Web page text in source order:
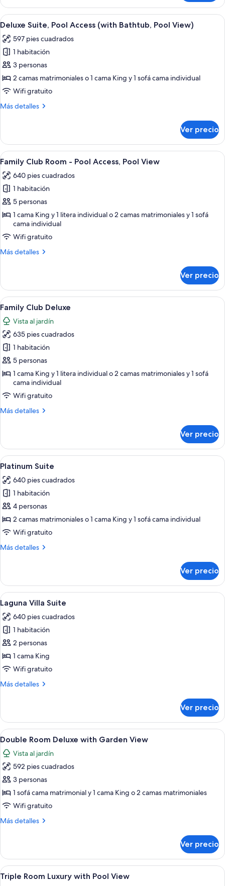
Suite,
Garden
View
Abrir
todas
las
fotos
de
Deluxe
Suite,
Access
Pool
View)
Una piscina con agua azul
5
Deluxe Suite, Pool Access (with Bathtub, Pool View)
597 pies cuadrados
1 habitación
3 personas
2 camas matrimoniales o 1 cama King y 1 sofá cama individual
Wifi gratuito
Más detalles
Más
Suite,
Pool
Access
Bathtub,
Pool
View)
Ver precio
Abrir
todas
las
fotos
de
Family
Club
Room
-
Pool
View
Un balcón con barandilla de vidrio,
6
Family Club Room - Pool Access, Pool View
640 pies cuadrados
1 habitación
5 personas
1 cama King y 1 litera individual o 2 camas matrimoniales y 1 sofá
cama individual
Wifi gratuito
Más detalles
Más
Club
Room
-
Pool
Access,
Pool
View
Ver precio
Abrir
todas
las
fotos
de
Family
Club
Deluxe
Habitación de hotel con una cama
6
Family Club Deluxe
Vista al jardín
635 pies cuadrados
1 habitación
5 personas
1 cama King y 1 litera individual o 2 camas matrimoniales y 1 sofá
cama individual
Wifi gratuito
Más detalles
Más
Club
Deluxe
Ver precio
Abrir
todas
las
fotos
de
Platinum
Suite
Un dormitorio moderno con una
10
Platinum Suite
640 pies cuadrados
1 habitación
4 personas
2 camas matrimoniales o 1 cama King y 1 sofá cama individual
Wifi gratuito
Más detalles
Más
Suite
Ver precio
Abrir
todas
las
fotos
de
Laguna
Villa
Un dormitorio moderno con una
9
Laguna Villa Suite
640 pies cuadrados
1 habitación
2 personas
1 cama King
Wifi gratuito
Más detalles
Más
Villa
Suite
Ver precio
Abrir
todas
las
fotos
de
Double
Room
with
Artículos del minibar gratis y caja de
4
Double Room Deluxe with Garden View
Vista al jardín
592 pies cuadrados
3 personas
1 sofá cama matrimonial y 1 cama King o 2 camas matrimoniales
Wifi gratuito
Más detalles
Más
Room
Deluxe
with
Garden
Ver precio
Abrir
todas
Habitación de hotel con cama,
4
Triple Room Luxury with Pool View